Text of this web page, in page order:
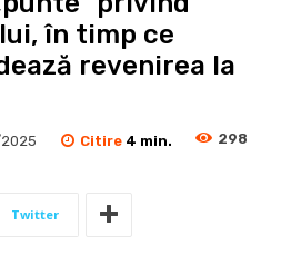
în timp ce
revenirea la
Citire 4 min. 298
Twitter